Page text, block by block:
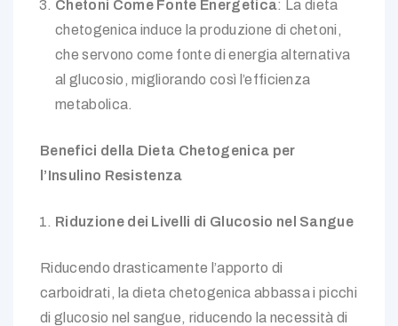
Chetoni Come Fonte Energetica: La dieta
chetogenica induce la produzione di chetoni,
che servono come fonte di energia alternativa
al glucosio, migliorando così l’efficienza
metabolica.
Benefici della Dieta Chetogenica per
l’Insulino Resistenza
Riduzione dei Livelli di Glucosio nel Sangue
Riducendo drasticamente l’apporto di
carboidrati, la dieta chetogenica abbassa i picchi
di glucosio nel sangue, riducendo la necessità di